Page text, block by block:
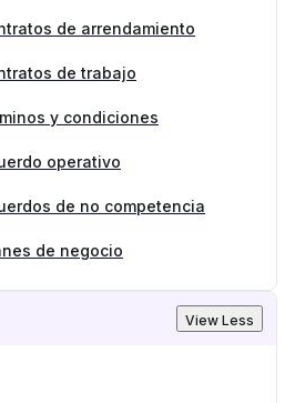
de arrendamiento
de trabajo
y condiciones
operativo
de no competencia
de negocio
View Less